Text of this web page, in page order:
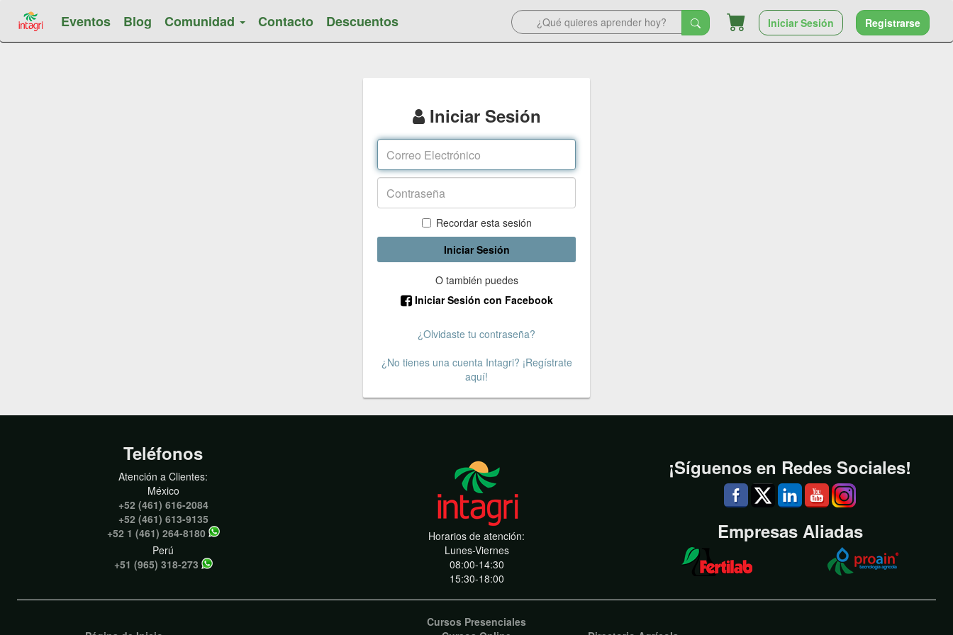
Eventos Blog Comunidad Contacto Descuentos Iniciar Sesión Registrarse
Iniciar Sesión
Recordar esta sesión
Iniciar Sesión
O también puedes
Iniciar Sesión con Facebook
¿Olvidaste tu contraseña?
¿No tienes una cuenta Intagri? ¡Regístrate
aquí!
Teléfonos
Atención a Clientes:
México
+52 (461) 616-2084
+52 (461) 613-9135
+52 1 (461) 264-8180
Perú
+51 (965) 318-273
Horarios de atención:
Lunes-Viernes
08:00-14:30
15:30-18:00
¡Síguenos en Redes Sociales!
Empresas Aliadas
Cursos Presenciales